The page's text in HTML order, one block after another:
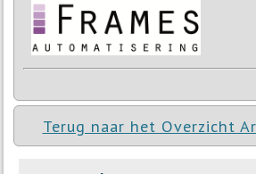
Terug naar het Overzicht